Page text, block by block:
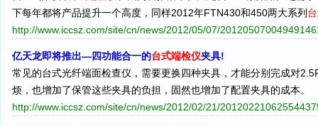
下每年都将产品提升一个高度，同样2012年FTN430和450两大系列
http://www.iccsz.com/site/cn/news/2012/05/07/
亿天龙即将推出—四功能合一的台式端检仪夹具!
常见的台式光纤端面检查仪，需要更换四种夹具，才能分别完成对
烦，也增加了保管这些夹具的负担，固然也增加了配置夹具的成本。
http://www.iccsz.com/site/cn/news/2012/02/21/